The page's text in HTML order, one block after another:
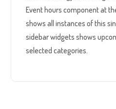
Event hours component at
shows all instances of this
sidebar widgets shows
selected categories.